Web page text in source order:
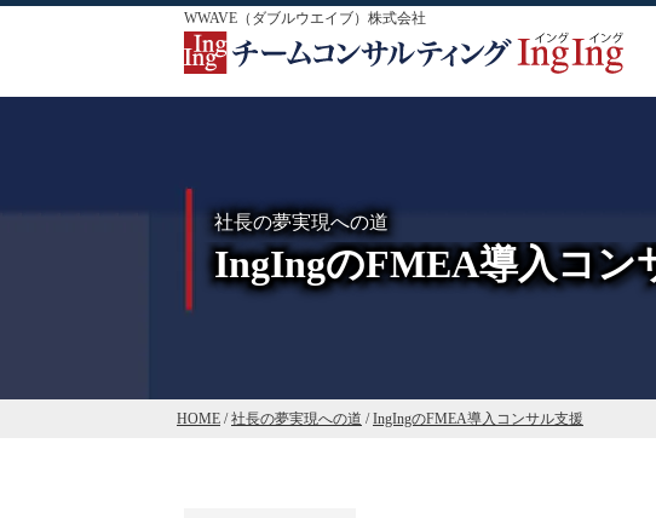
WWAVE（ダブルウエイブ）株式会社
社長の夢実現への道
IngIngのFMEA導入コン
HOME /社長の夢実現への道 /IngIngのFMEA導入コンサル支援